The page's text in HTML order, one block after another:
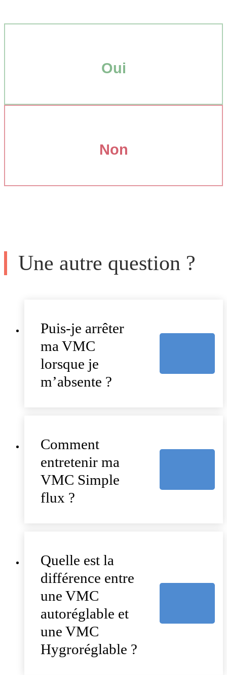
Oui
Non
Une autre question ?
Puis-je arrêter
ma VMC
lorsque je
m’absente ?
Comment
entretenir ma
VMC Simple
flux ?
Quelle est la
différence entre
une VMC
autoréglable et
une VMC
Hygroréglable ?